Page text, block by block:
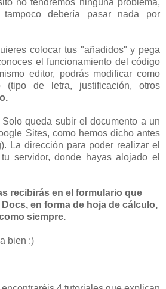
debería pasar nada por
colocar tus "añadidos" y pega
el funcionamiento del código
editor, podrás modificar como
(tipo de letra, justificación, otros
queda subir el documento a un
Sites, como hemos dicho antes
La dirección para poder realizar el
servidor, donde hayas alojado el
recibirás en el formulario que
en forma de hoja de cálculo,
siempre.
bien :)